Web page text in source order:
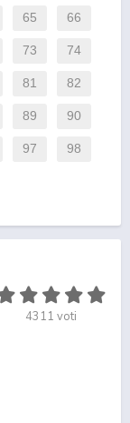
65 66
73 74
81 82
89 90
97 98
4311 voti